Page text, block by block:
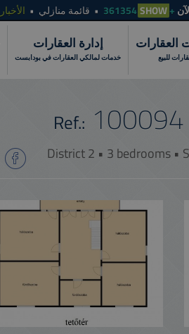
+361354
SHOW قائمة منازلي الأخبار
العقارات
للبيع
إدارة العقارات
خدمات لمالكي العقارات في بودابست
Ref.: 100094
District 2 • 3 bedrooms •